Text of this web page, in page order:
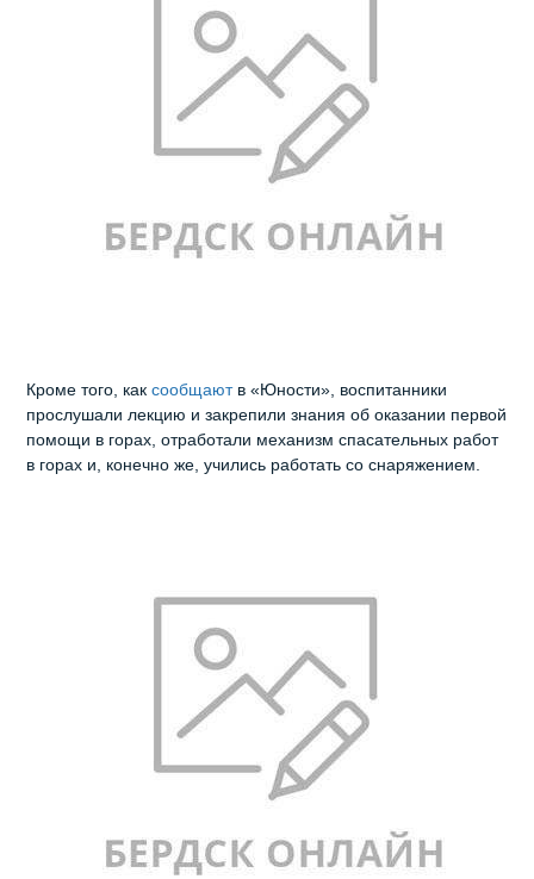
Кроме того, каксообщаютв «Юности», воспитанники
прослушали лекцию и закрепили знания об оказании первой
помощи в горах, отработали механизм спасательных работ
в горах и, конечно же, учились работать со снаряжением.